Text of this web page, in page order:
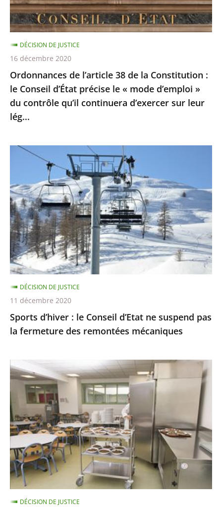
:
le
Conseil
d’État
précise
le
«
mode
d’emploi
du
contrôle
continuera
d’exercer
sur
leur
lég...
Ordonnances de l’article 38 de la Constitution :
le Conseil d’État précise le « mode d’emploi »
du contrôle qu’il continuera d’exercer sur leur
lég...
DÉCISION DE JUSTICE
16 décembre 2020
Sports
le
Conseil
d’Etat
ne
suspend
pas
la
fermeture
des
remontées
mécaniques
Sports d’hiver : le Conseil d’Etat ne suspend pas
la fermeture des remontées mécaniques
DÉCISION DE JUSTICE
11 décembre 2020
Les
menus
de
substitution
dans
les
cantines
scolaires,
qui
ne
DÉCISION DE JUSTICE